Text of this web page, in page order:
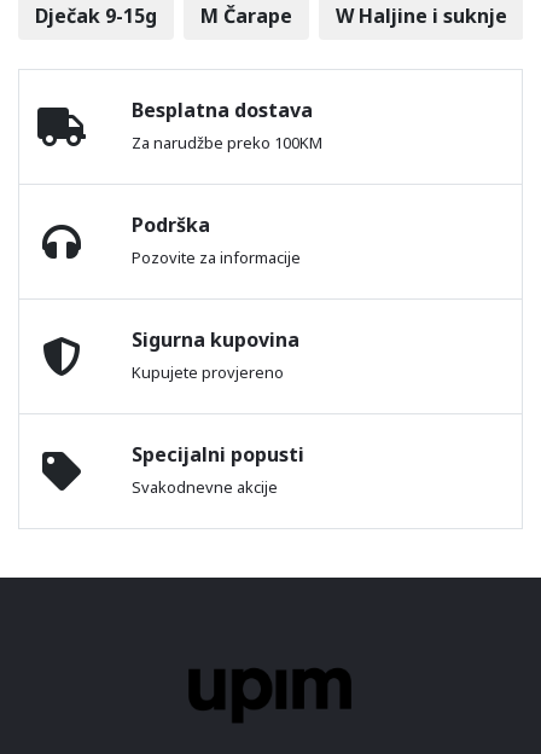
Dječak 9-15g M Čarape W Haljine i suknje
Besplatna dostava
Za narudžbe preko 100KM
Podrška
Pozovite za informacije
Sigurna kupovina
Kupujete provjereno
Specijalni popusti
Svakodnevne akcije